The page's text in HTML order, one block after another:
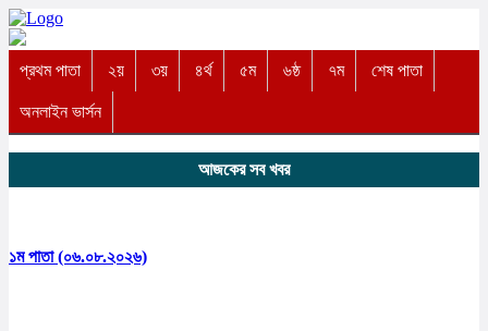
প্রথম পাতা ২য় ৩য় ৪র্থ ৫ম ৬ষ্ঠ ৭ম শেষ পাতা
অনলাইন ভার্সন
আজকের সব খবর
১ম পাতা (০৬.০৮.২০২৬)